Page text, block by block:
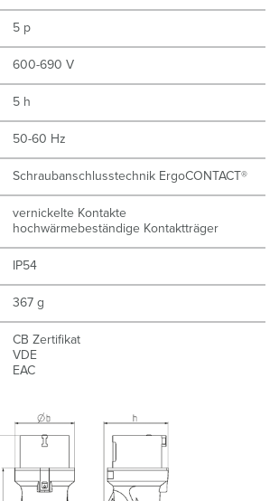
5 p
600-690 V
5 h
50-60 Hz
Schraubanschlusstechnik ErgoCONTACT®
vernickelte Kontakte
hochwärmebeständige Kontaktträger
IP54
367 g
CB Zertifikat
VDE
EAC